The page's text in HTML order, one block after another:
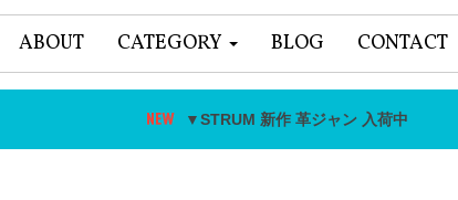
ABOUT CATEGORY BLOG CONTACT
▼STRUM 新作 革ジャン 入荷中